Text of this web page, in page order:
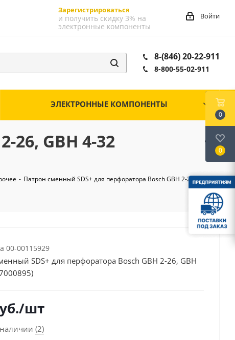
Зарегистрироваться
и получить скидку 3% на
электронные компоненты
Войти
8-(846) 20-22-911
8-800-55-02-911
ЭЛЕКТРОННЫЕ КОМПОНЕНТЫ
26, GBH 4-32
- Патрон сменный SDS+ для перфоратора Bosch GBH 2-26, GBH 4-
00-00115929
SDS+ для перфоратора Bosch GBH 2-26, GBH
/шт
(2)
0
0